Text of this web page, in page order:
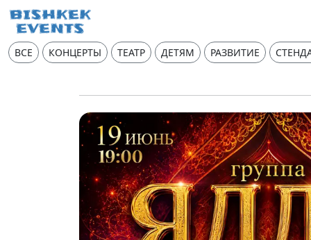
ВСЕ КОНЦЕРТЫ ТЕАТР ДЕТЯМ РАЗВИТИЕ